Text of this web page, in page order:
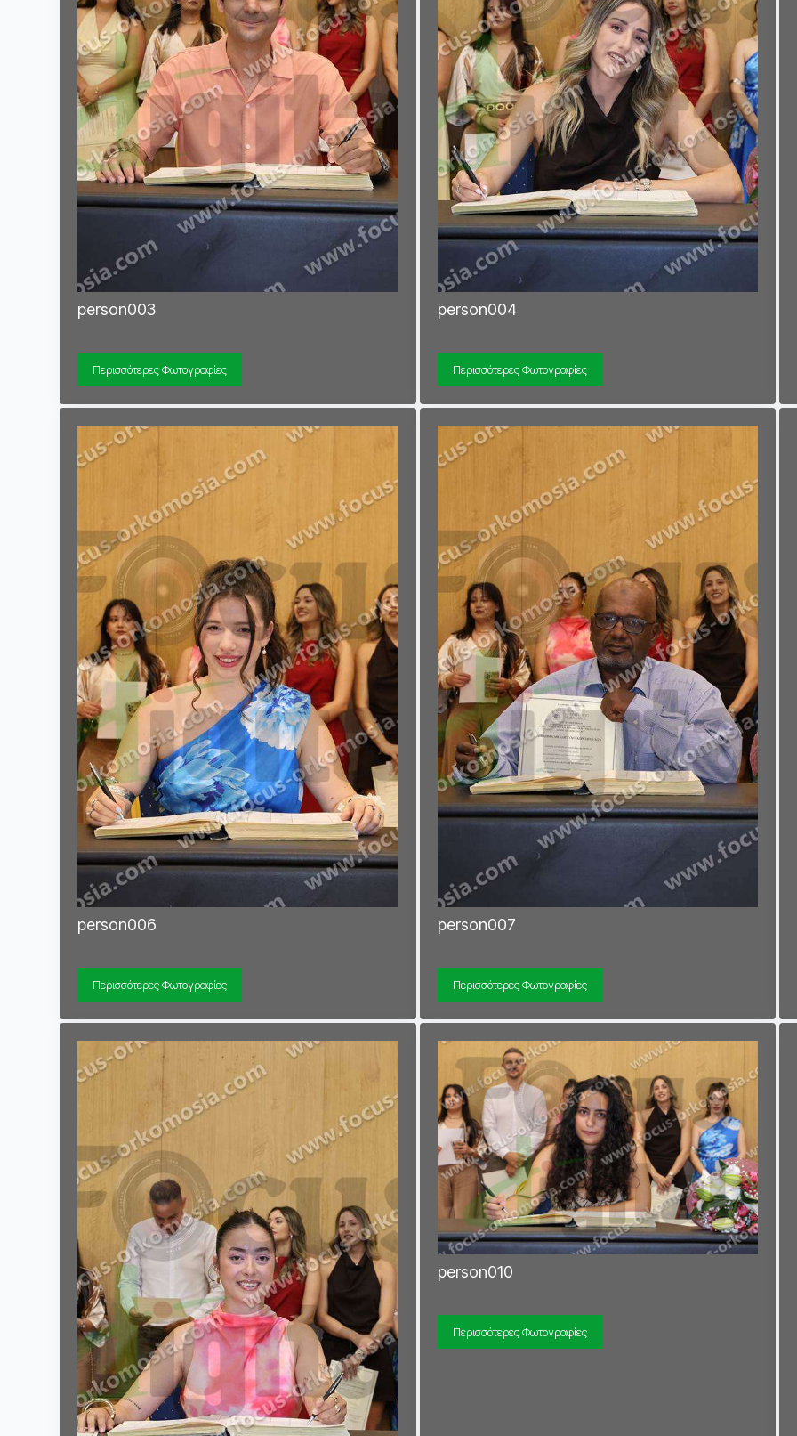
person003
Περισσότερες Φωτογραφίες
person004
Περισσότερες Φωτογραφίες
person006
Περισσότερες Φωτογραφίες
person007
Περισσότερες Φωτογραφίες
person010
Περισσότερες Φωτογραφίες